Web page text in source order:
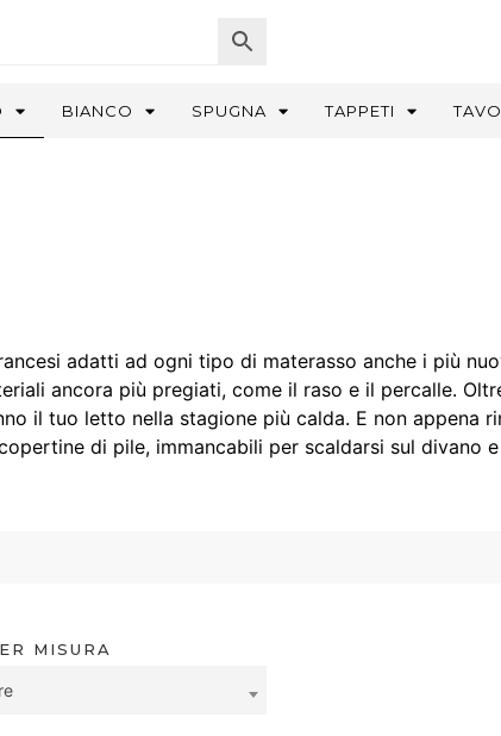
BIANCO SPUGNA TAPPETI
adatti ad ogni tipo di materasso anche i più
ancora più pregiati, come il raso e il percalle.
il tuo letto nella stagione più calda. E non appena
di pile, immancabili per scaldarsi sul divano
MISURA